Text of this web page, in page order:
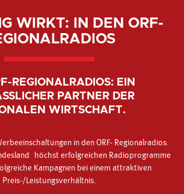
WIRKT: IN DEN ORF-
REGIONALRADIOS: EIN
PARTNER DER
WIRTSCHAFT.
in den ORF- Regionalradios.
höchst erfolgreichen Radioprogramme
Kampagnen bei einem attraktiven
Preis-/Leistungsverhältnis.